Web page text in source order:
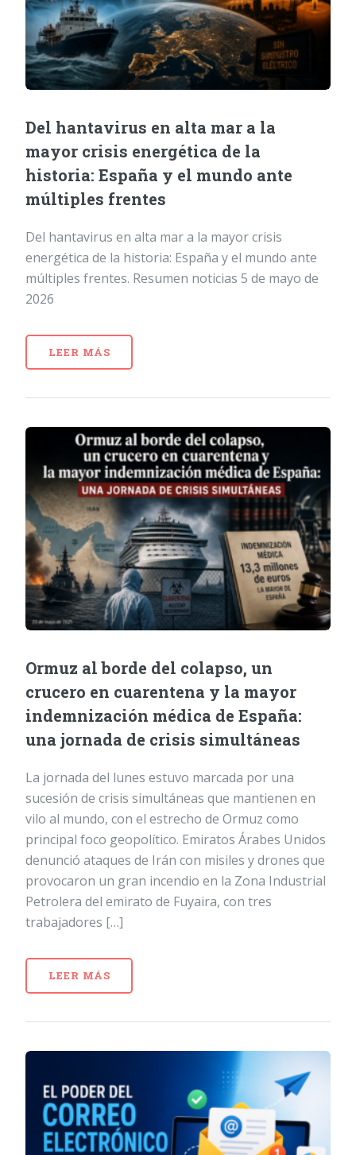
Del hantavirus en alta mar a la
mayor crisis energética de la
historia: España y el mundo ante
múltiples frentes
Del hantavirus en alta mar a la mayor crisis
energética de la historia: España y el mundo ante
múltiples frentes. Resumen noticias 5 de mayo de
2026
LEER MÁS
Ormuz al borde del colapso, un
crucero en cuarentena y la mayor
indemnización médica de España:
una jornada de crisis simultáneas
La jornada del lunes estuvo marcada por una
sucesión de crisis simultáneas que mantienen en
vilo al mundo, con el estrecho de Ormuz como
principal foco geopolítico. Emiratos Árabes Unidos
denunció ataques de Irán con misiles y drones que
provocaron un gran incendio en la Zona Industrial
Petrolera del emirato de Fuyaira, con tres
trabajadores […]
LEER MÁS